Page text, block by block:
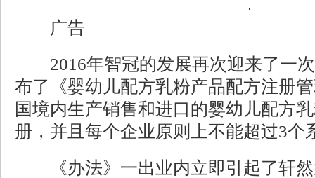
广告
2016年智冠的发展再次迎来了一次
布了《婴幼儿配方乳粉产品配方注册
国境内生产销售和进口的婴幼儿配方
册，并且每个企业原则上不能超过3个
《办法》一出业内立即引起了轩然